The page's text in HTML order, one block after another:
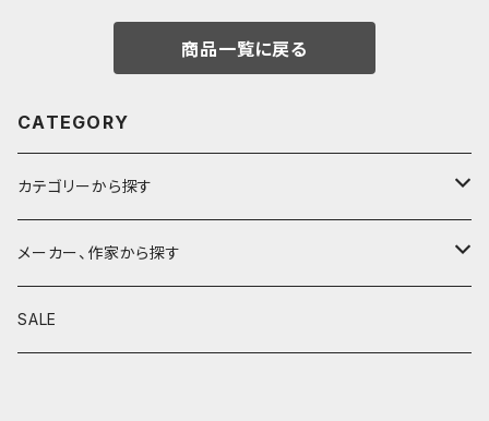
商品一覧に戻る
CATEGORY
カテゴリーから探す
鉛筆
鉛筆補助軸
メーカー、作家から探す
590&Co.
SALE